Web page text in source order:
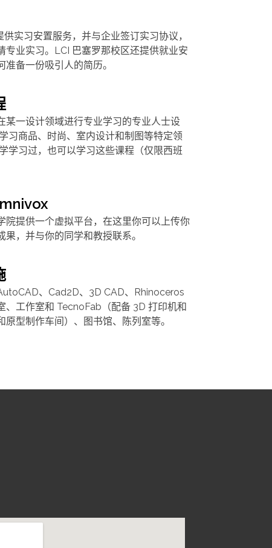
实习安置服务，并与企业签订实习协议，
专业实习。LCI 巴塞罗那校区还提供就业安
准备一份吸引人的简历。
某一设计领域进行专业学习的专业人士设
习商品、时尚、室内设计和制图等特定领
学习过，也可以学习这些课程（仅限西班
院提供一个虚拟平台，在这里你可以上传你
果，并与你的同学和教授联系。
、Cad2D、3D CAD、Rhinoceros
、工作室和 TecnoFab（配备 3D 打印机和
原型制作车间）、图书馆、陈列室等。